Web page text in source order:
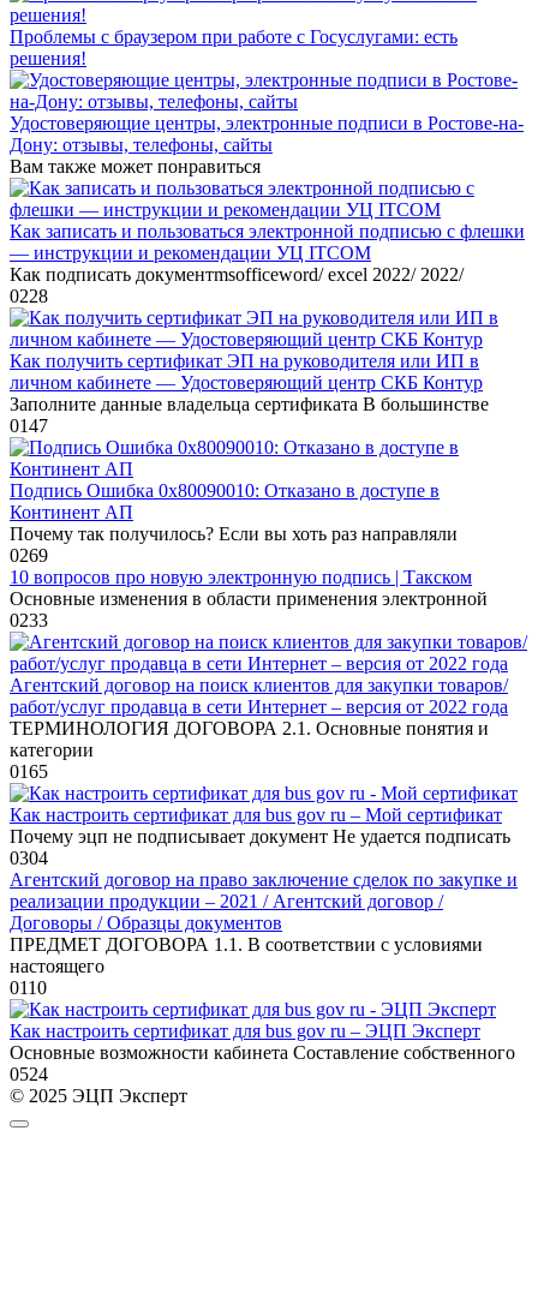
Проблемы с браузером при работе с Госуслугами: есть
решения!
Удостоверяющие центры, электронные подписи в Ростове-на-
Дону: отзывы, телефоны, сайты
Вам также может понравиться
Как записать и пользоваться электронной подписью с флешки
— инструкции и рекомендации УЦ ITCOM
Как подписать документmsofficeword/ excel 2022/ 2022/
0228
Как получить сертификат ЭП на руководителя или ИП в
личном кабинете — Удостоверяющий центр СКБ Контур
Заполните данные владельца сертификата В большинстве
0147
Подпись Ошибка 0x80090010: Отказано в доступе в
Континент АП
Почему так получилось? Если вы хоть раз направляли
0269
10 вопросов про новую электронную подпись | Такском
Основные изменения в области применения электронной
0233
Агентский договор на поиск клиентов для закупки товаров/
работ/услуг продавца в сети Интернет – версия от 2022 года
ТЕРМИНОЛОГИЯ ДОГОВОРА 2.1. Основные понятия и
категории
0165
Как настроить сертификат для bus gov ru – Мой сертификат
Почему эцп не подписывает документ Не удается подписать
0304
Агентский договор на право заключение сделок по закупке и
реализации продукции – 2021 / Агентский договор /
Договоры / Образцы документов
ПРЕДМЕТ ДОГОВОРА 1.1. В соответствии с условиями
настоящего
0110
Как настроить сертификат для bus gov ru – ЭЦП Эксперт
Основные возможности кабинета Составление собственного
0524
© 2025 ЭЦП Эксперт